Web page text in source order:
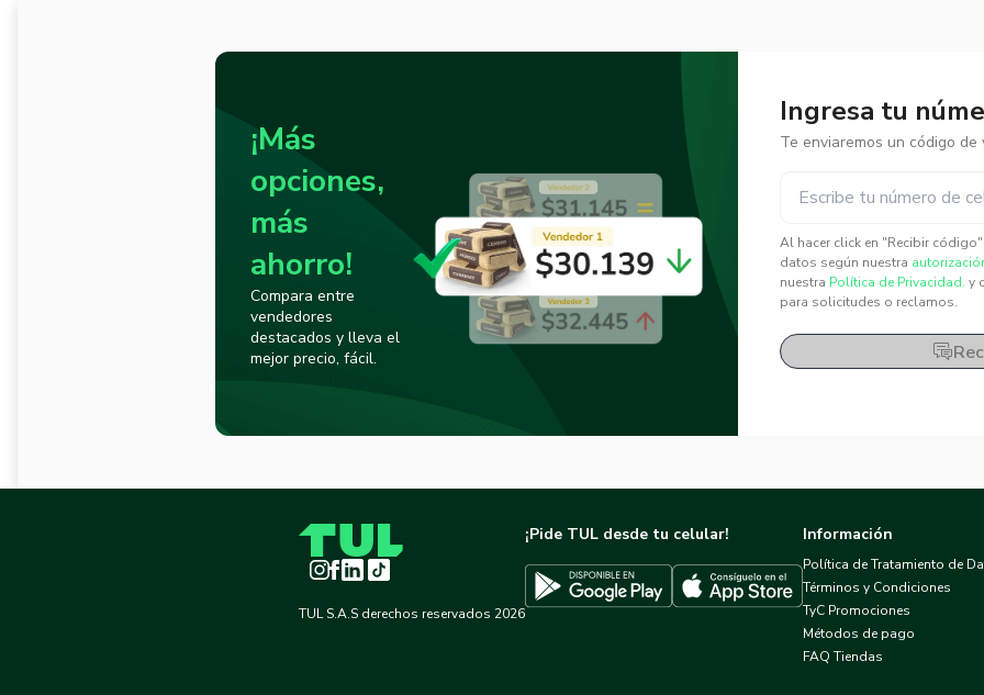
¡Más
opciones,
más
ahorro!
Compara entre
vendedores
destacados y lleva el
mejor precio, fácil.
Ingresa tu
Te enviaremos un código de
Al hacer click en "Recibir
datos según nuestra
nuestra Política de Privacidad. y
para solicitudes o reclamos.
Instagram
Facebook
LinkedInTikTok
TUL S.A.S derechos reservados 2026
¡Pide TUL desde tu celular!
Descargar TUL en Google PlayDescargar TUL en App Store
Información
Política de Tratamiento de
Términos y Condiciones
TyC Promociones
Métodos de pago
FAQ Tiendas